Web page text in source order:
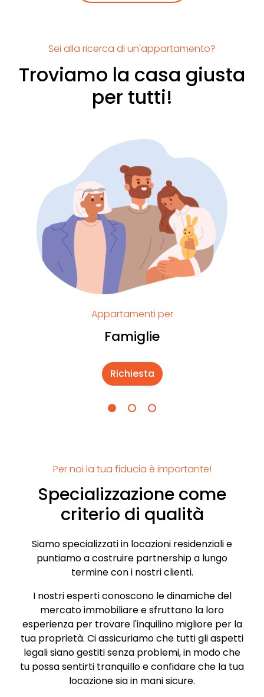
Sei alla ricerca di un'appartamento?
Troviamo la casa giusta
per tutti!
Appartamenti per
Famiglie
Richiesta
Per noi la tua fiducia è importante!
Specializzazione come
criterio di qualità
Siamo specializzati in locazioni residenziali e
puntiamo a costruire partnership a lungo
termine con i nostri clienti.
I nostri esperti conoscono le dinamiche del
mercato immobiliare e sfruttano la loro
esperienza per trovare l'inquilino migliore per la
tua proprietà. Ci assicuriamo che tutti gli aspetti
legali siano gestiti senza problemi, in modo che
tu possa sentirti tranquillo e confidare che la tua
locazione sia in mani sicure.